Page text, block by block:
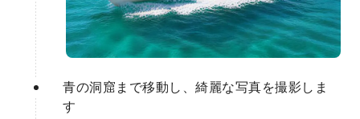
青の洞窟まで移動し、綺麗な写真を撮影しま
す